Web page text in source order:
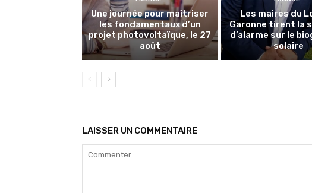
Une journée pour maîtriser
les fondamentaux d’un
projet photovoltaïque, le 27
août
Les maires du
Garonne tirent la
d’alarme sur le
solaire
LAISSER UN COMMENTAIRE